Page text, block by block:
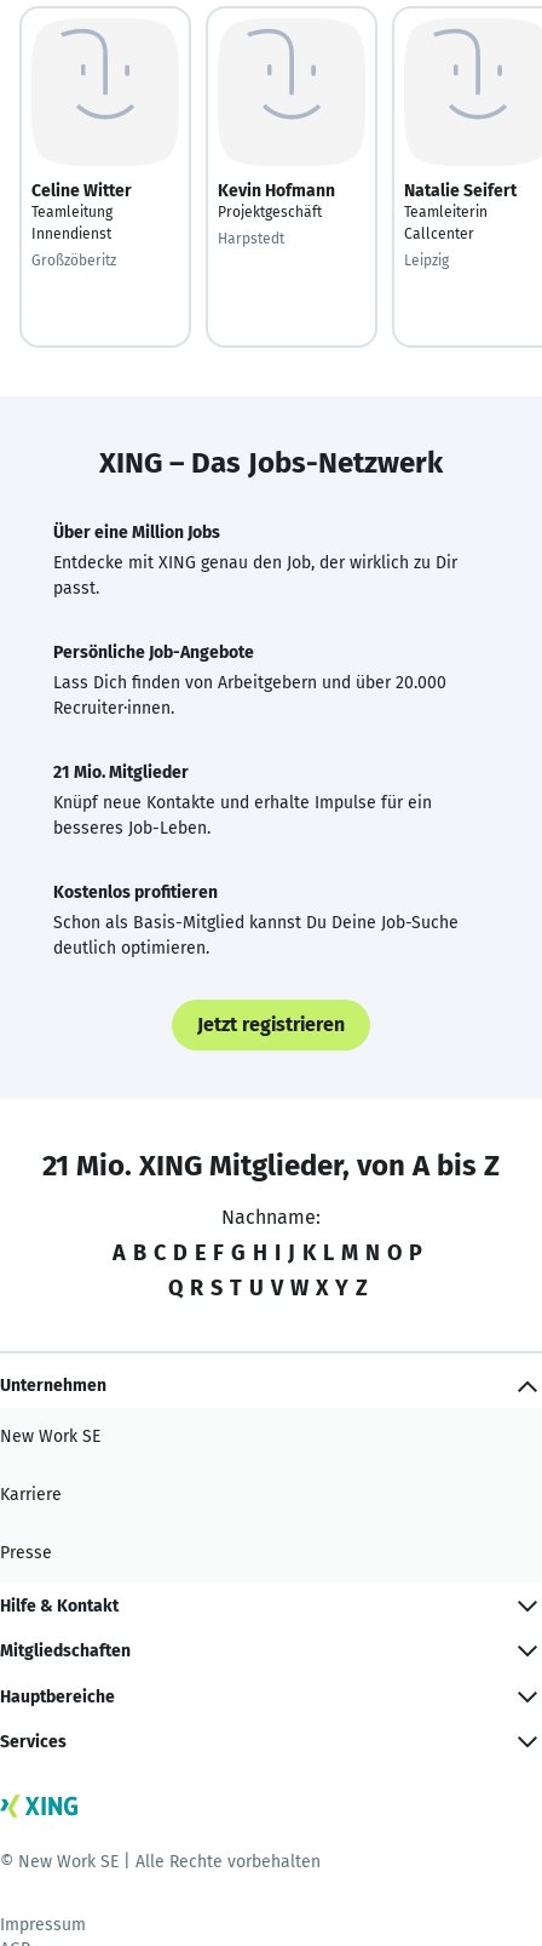
Celine Witter
Teamleitung
Innendienst
Großzöberitz
Kevin Hofmann
Projektgeschäft
Harpstedt
Natalie Seifert
Teamleiterin
Callcenter
Leipzig
XING – Das Jobs-Netzwerk
Über eine Million Jobs
Entdecke mit XING genau den Job, der wirklich zu Dir
passt.
Persönliche Job-Angebote
Lass Dich finden von Arbeitgebern und über 20.000
Recruiter·innen.
21 Mio. Mitglieder
Knüpf neue Kontakte und erhalte Impulse für ein
besseres Job-Leben.
Kostenlos profitieren
Schon als Basis-Mitglied kannst Du Deine Job-Suche
deutlich optimieren.
Jetzt registrieren
21 Mio. XING Mitglieder, von A bis Z
Nachname:
A B C D E F G H I J K L M N O P
Q R S T U V W X Y Z
Unternehmen
New Work SE
Karriere
Presse
Hilfe & Kontakt
Mitgliedschaften
Hauptbereiche
Services
© New Work SE | Alle Rechte vorbehalten
Impressum